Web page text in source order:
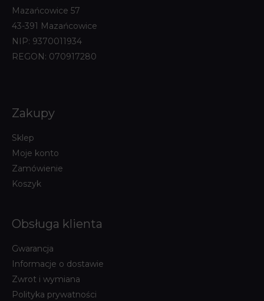
Mazańcowice 57
43-391 Mazańcowice
NIP: 9370011934
REGON: 070917280
Zakupy
Sklep
Moje konto
Zamówienie
Koszyk
Obsługa klienta
Gwarancja
Informacje o dostawie
Zwrot i wymiana
Polityka prywatności